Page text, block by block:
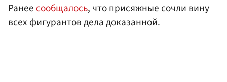
Ранее сообщалось, что присяжные сочли вину
всех фигурантов дела доказанной.